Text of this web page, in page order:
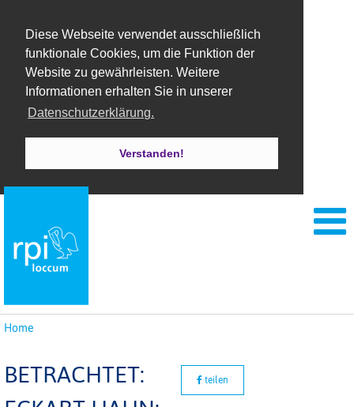
Diese Webseite verwendet ausschließlich
funktionale Cookies, um die Funktion der
Website zu gewährleisten. Weitere
Informationen erhalten Sie in unserer
Datenschutzerklärung.
Verstanden!
Home
BETRACHTET:
teilen